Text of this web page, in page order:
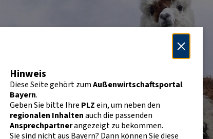
Hinweis
Diese Seite gehört zumAußenwirtschaftsportal
Bayern.
Geben Sie bitte Ihre PLZein, um neben den
regionalen Inhaltenauch die passenden
Ansprechpartnerangezeigt zu bekommen.
Sie sind nicht aus Bayern? Dann können Sie diese